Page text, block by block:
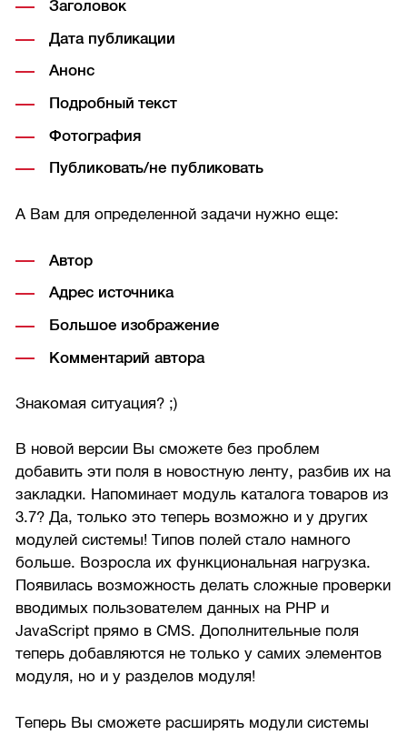
Заголовок
Дата публикации
Анонс
Подробный текст
Фотография
Публиковать/не публиковать
А Вам для определенной задачи нужно еще:
Автор
Адрес источника
Большое изображение
Комментарий автора
Знакомая ситуация? ;)
В новой версии Вы сможете без проблем
добавить эти поля в новостную ленту, разбив их на
закладки. Напоминает модуль каталога товаров из
3.7? Да, только это теперь возможно и у других
модулей системы! Типов полей стало намного
больше. Возросла их функциональная нагрузка.
Появилась возможность делать сложные проверки
вводимых пользователем данных на PHP и
JavaScript прямо в CMS. Дополнительные поля
теперь добавляются не только у самих элементов
модуля, но и у разделов модуля!
Теперь Вы сможете расширять модули системы